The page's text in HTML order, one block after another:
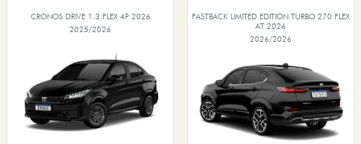
CRONOS DRIVE 1.3 FLEX 4P 2026
2025/2026
FASTBACK LIMITED EDITION TURBO 270 FLEX
AT 2026
2026/2026